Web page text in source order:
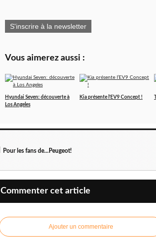
S'inscrire à la newsletter
Vous aimerez aussi :
Hyundai Seven: découverte à
Los Angeles
Kia présente l’EV9 Concept !
Pour les fans de...Peugeot!
Commenter cet article
Ajouter un commentaire